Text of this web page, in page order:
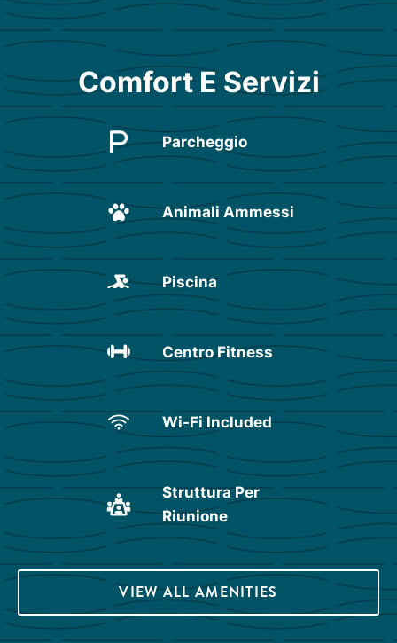
Comfort E Servizi
Parcheggio
Animali Ammessi
Piscina
Centro Fitness
Wi-Fi Included
Struttura Per
Riunione
VIEW ALL AMENITIES